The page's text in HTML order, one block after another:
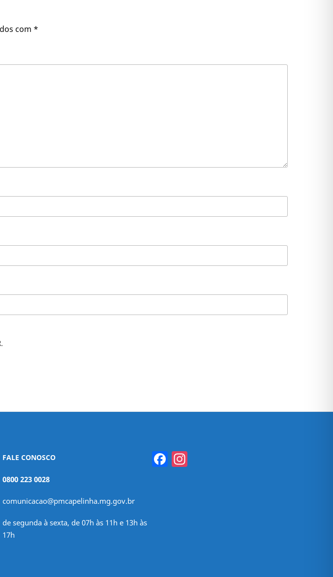
com *
FALE CONOSCO
0800 223 0028
comunicacao@pmcapelinha.mg.gov.br
de segunda à sexta, de 07h às 11h e 13h às
17h
Facebook